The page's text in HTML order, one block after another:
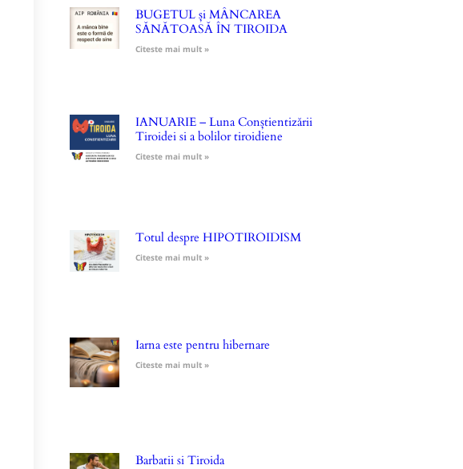
BUGETUL și MÂNCAREA
SĂNĂTOASĂ ÎN TIROIDA
Citeste mai mult »
IANUARIE – Luna Conștientizării
Tiroidei si a bolilor tiroidiene
Citeste mai mult »
Totul despre HIPOTIROIDISM
Citeste mai mult »
Iarna este pentru hibernare
Citeste mai mult »
Barbatii si Tiroida